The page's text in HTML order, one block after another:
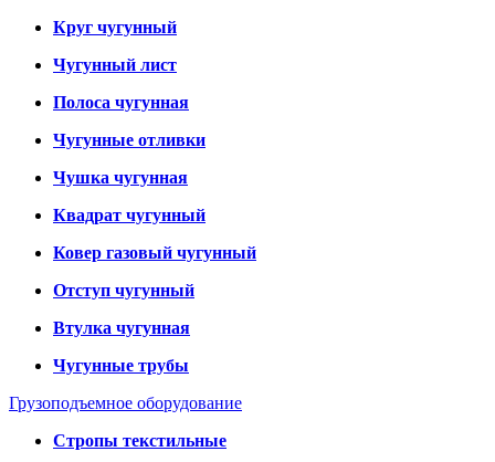
Круг чугунный
Чугунный лист
Полоса чугунная
Чугунные отливки
Чушка чугунная
Квадрат чугунный
Ковер газовый чугунный
Отступ чугунный
Втулка чугунная
Чугунные трубы
Грузоподъемное оборудование
Стропы текстильные